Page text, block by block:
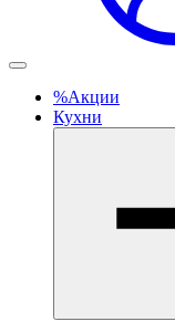
%Акции
Кухни